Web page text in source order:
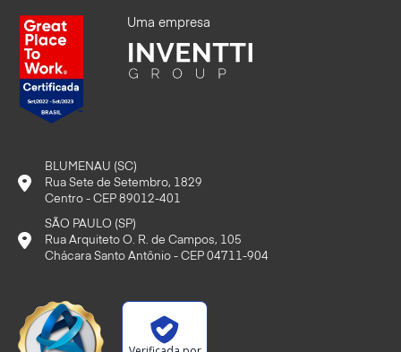
Uma empresa
BLUMENAU (SC)
Rua Sete de Setembro, 1829
Centro - CEP 89012-401
SÃO PAULO (SP)
Rua Arquiteto O. R. de Campos, 105
Chácara Santo Antônio - CEP 04711-904